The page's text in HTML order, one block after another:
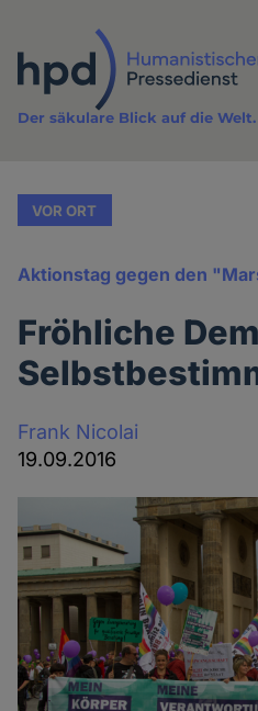
Inhalt
Der säkulare Blick auf die Welt.
VOR ORT
Aktionstag gegen den
Fröhliche
Frank Nicolai
19.09.2016